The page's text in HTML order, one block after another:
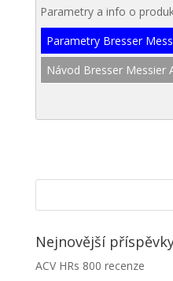
Parametry a info o
Parametry Bresser
Návod Bresser Messier
Nejnovější
ACV HRs 800 recenze